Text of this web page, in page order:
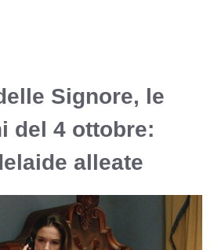
Signore, le
del 4 ottobre:
alleate